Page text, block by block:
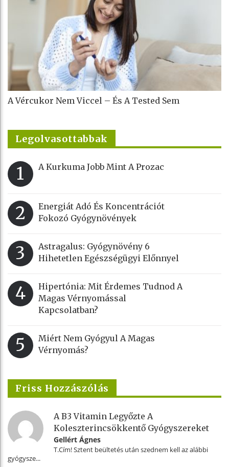
A Vércukor Nem Viccel – És A Tested Sem
Legolvasottabbak
1 A Kurkuma Jobb Mint A Prozac
2
Energiát Adó És Koncentrációt
Fokozó Gyógynövények
3
Astragalus: Gyógynövény 6
Hihetetlen Egészségügyi Előnnyel
4
Hipertónia: Mit Érdemes Tudnod A
Magas Vérnyomással
Kapcsolatban?
5
Miért Nem Gyógyul A Magas
Vérnyomás?
Friss Hozzászólás
A B3 Vitamin Legyőzte A
Koleszterincsökkentő Gyógyszereket
Gellért Ágnes
T.Cím! Sztent beültetés után szednem kell az alábbi
gyógysze...